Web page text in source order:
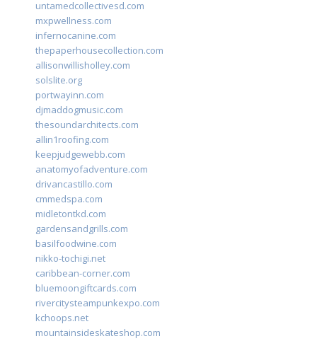
untamedcollectivesd.com
mxpwellness.com
infernocanine.com
thepaperhousecollection.com
allisonwillisholley.com
solslite.org
portwayinn.com
djmaddogmusic.com
thesoundarchitects.com
allin1roofing.com
keepjudgewebb.com
anatomyofadventure.com
drivancastillo.com
cmmedspa.com
midletontkd.com
gardensandgrills.com
basilfoodwine.com
nikko-tochigi.net
caribbean-corner.com
bluemoongiftcards.com
rivercitysteampunkexpo.com
kchoops.net
mountainsideskateshop.com